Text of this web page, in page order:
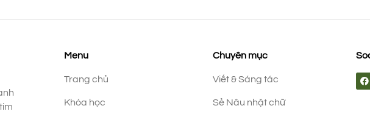
Menu
Trang chủ
Khóa học
Chuyên mục
Viết & Sáng tác
Sẻ Nâu nhặt chữ